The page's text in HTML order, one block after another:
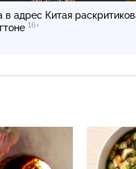
адрес Китая
16+